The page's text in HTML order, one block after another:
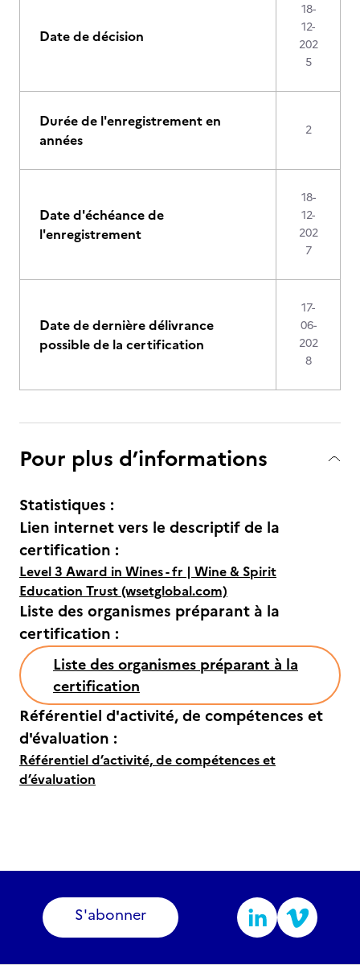
Date de décision
18-
12-
202
5
Durée de l'enregistrement en
années
2
Date d'échéance de
l'enregistrement
18-
12-
202
7
Date de dernière délivrance
possible de la certification
17-
06-
202
8
Pour plus d’informations
Statistiques :
Lien internet vers le descriptif de la
certification :
Level 3 Award in Wines - fr | Wine & Spirit
Education Trust (wsetglobal.com)
Liste des organismes préparant à la
certification :
Liste des organismes préparant à la
certification
Référentiel d'activité, de compétences et
d'évaluation :
Référentiel d’activité, de compétences et
d’évaluation
S'abonner